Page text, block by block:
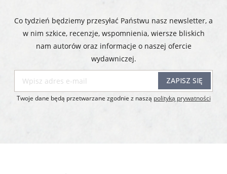
Co tydzień będziemy przesyłać Państwu nasz newsletter, a
w nim szkice, recenzje, wspomnienia, wiersze bliskich
nam autorów oraz informacje o naszej ofercie
wydawniczej.​​​​​​​
ZAPISZ SIĘ
Twoje dane będą przetwarzane zgodnie z naszą polityką prywatności